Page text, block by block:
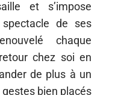
et s’impose
de ses
chaque
chez soi en
de plus à un
bien placés